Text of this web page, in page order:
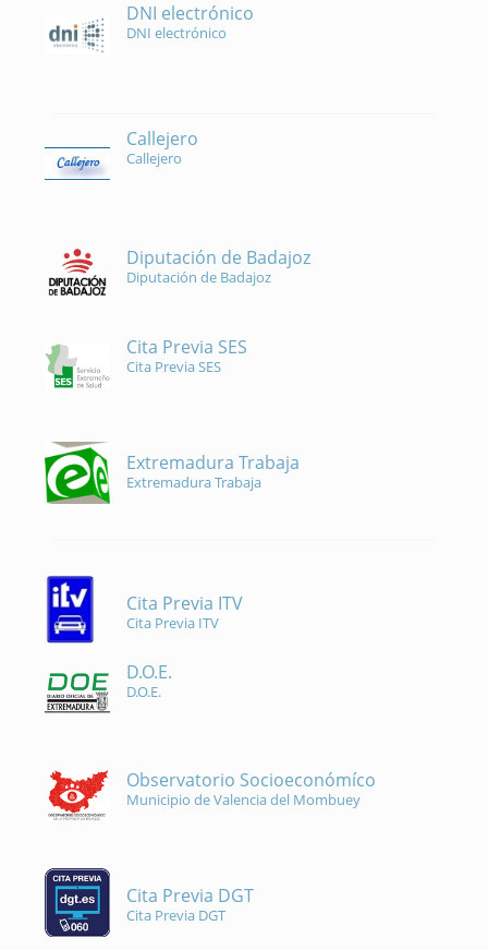
DNI electrónico
DNI electrónico
Callejero
Callejero
Diputación de Badajoz
Diputación de Badajoz
Cita Previa SES
Cita Previa SES
Extremadura Trabaja
Extremadura Trabaja
Cita Previa ITV
Cita Previa ITV
D.O.E.
D.O.E.
Observatorio Socioeconómíco
Municipio de Valencia del Mombuey
Cita Previa DGT
Cita Previa DGT